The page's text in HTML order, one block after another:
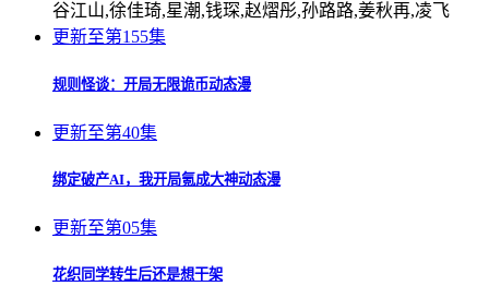
谷江山,徐佳琦,星潮,钱琛,赵熠彤,孙路路,姜秋再,凌飞
更新至第155集
规则怪谈：开局无限诡币动态漫
更新至第40集
绑定破产AI，我开局氪成大神动态漫
更新至第05集
花织同学转生后还是想干架